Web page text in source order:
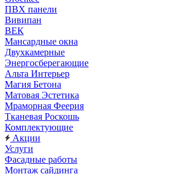
ПВХ панели
Вивипан
ВЕК
Мансардные окна
Двухкамерные
Энергосберегающие
Альта Интерьер
Магия Бетона
Матовая Эстетика
Мраморная Феерия
Тканевая Роскошь
Комплектующие
Акции
Услуги
Фасадные работы
Монтаж сайдинга